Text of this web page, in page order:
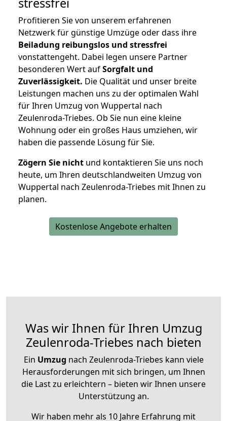
Profitieren Sie von unserem erfahrenen
Netzwerk für günstige Umzüge oder dass ihre
Beiladung reibungslos und stressfrei
vonstattengeht. Dabei legen unsere Partner
besonderen Wert aufSorgfalt und
Zuverlässigkeit. Die Qualität und unser breite
Leistungen machen uns zu der optimalen Wahl
für Ihren Umzug von Wuppertal nach
Zeulenroda-Triebes. Ob Sie nun eine kleine
Wohnung oder ein großes Haus umziehen, wir
haben die passende Lösung für Sie.
Zögern Sie nicht und kontaktieren Sie uns noch
heute, um Ihren deutschlandweiten Umzug von
Wuppertal nach Zeulenroda-Triebes mit Ihnen zu
planen.
Kostenlose Angebote erhalten
Was wir Ihnen für Ihren Umzug
Zeulenroda-Triebes nach bieten
Ein Umzug nach Zeulenroda-Triebes kann viele
Herausforderungen mit sich bringen, um Ihnen
die Last zu erleichtern – bieten wir Ihnen unsere
Unterstützung an.
Wir haben mehr als 10 Jahre Erfahrung mit